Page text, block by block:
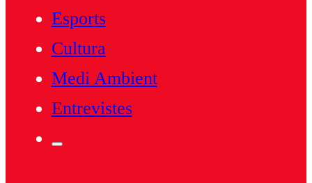
Esports
Cultura
Medi Ambient
Entrevistes